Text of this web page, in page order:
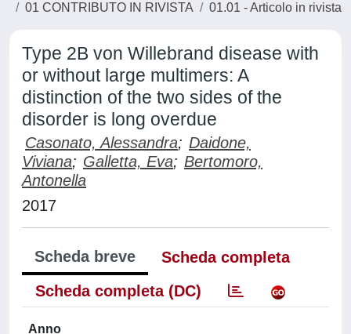
01 CONTRIBUTO IN RIVISTA
01.01 - Articolo in rivista
Type 2B von Willebrand disease with
or without large multimers: A
distinction of the two sides of the
disorder is long overdue
Casonato, Alessandra; Daidone,
Viviana; Galletta, Eva; Bertomoro,
Antonella
2017
Scheda breve
Scheda completa
Scheda completa (DC)
Anno